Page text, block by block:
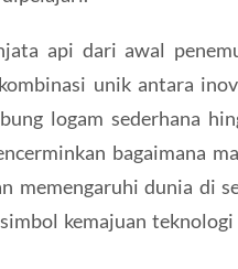
api dari awal
unik antara
logam sederhana
bagaimana
memengaruhi dunia di
kemajuan